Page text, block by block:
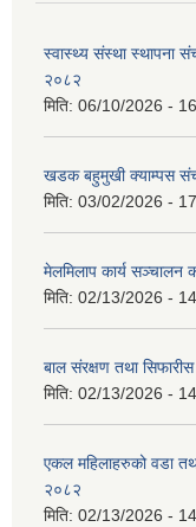
स्वास्थ्य संस्था स्थापना
२०८२
मिति: 06/10/2026 -
खडक बहुमुखी क्याम्पस
मिति: 03/02/2026 -
मेलमिलाप कार्य सञ्चालन
मिति: 02/13/2026 -
बाल संरक्षण तथा
मिति: 02/13/2026 -
एकल महिलाहरुको वडा
२०८२
मिति: 02/13/2026 -